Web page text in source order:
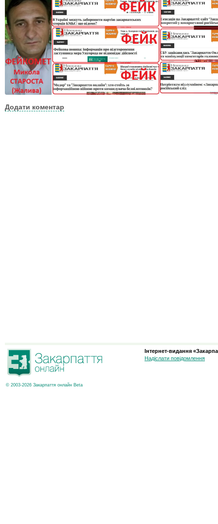
Додати коментар
© 2003-2026 Закарпаття онлайн Beta
Інтернет-видання
Надіслати повідомлення